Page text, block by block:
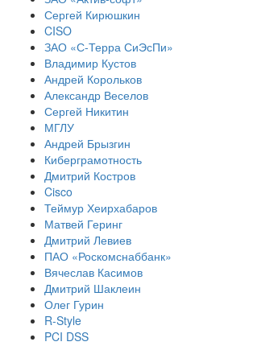
Сергей Кирюшкин
CISO
ЗАО «С-Терра СиЭсПи»
Владимир Кустов
Андрей Корольков
Александр Веселов
Сергей Никитин
МГЛУ
Андрей Брызгин
Киберграмотность
Дмитрий Костров
Cisco
Теймур Хеирхабаров
Матвей Геринг
Дмитрий Левиев
ПАО «Роскомснаббанк»
Вячеслав Касимов
Дмитрий Шаклеин
Олег Гурин
R-Style
PCI DSS